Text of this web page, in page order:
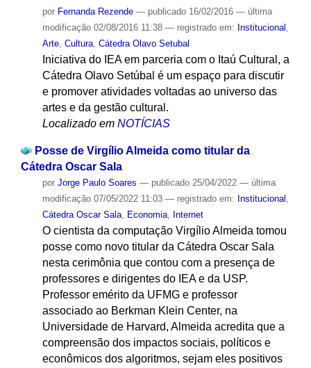
por Fernanda Rezende — publicado16/02/2016 — última
modificação02/08/2016 11:38 — registrado em: Institucional ,
Arte, Cultura, Cátedra Olavo Setubal
Iniciativa do IEA em parceria com o Itaú Cultural, a
Cátedra Olavo Setúbal é um espaço para discutir
e promover atividades voltadas ao universo das
artes e da gestão cultural.
Localizado em NOTÍCIAS
Posse de Virgílio Almeida como titular da
Cátedra Oscar Sala
por Jorge Paulo Soares — publicado25/04/2022 — última
modificação07/05/2022 11:03 — registrado em: Institucional ,
Cátedra Oscar Sala, Economia, Internet
O cientista da computação Virgílio Almeida tomou
posse como novo titular da Cátedra Oscar Sala
nesta cerimônia que contou com a presença de
professores e dirigentes do IEA e da USP.
Professor emérito da UFMG e professor
associado ao Berkman Klein Center, na
Universidade de Harvard, Almeida acredita que a
compreensão dos impactos sociais, políticos e
econômicos dos algoritmos, sejam eles positivos